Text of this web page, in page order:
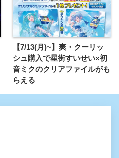
【7/13(月)~】爽・クーリッ
シュ購入で星街すいせい×初
音ミクのクリアファイルがも
らえる